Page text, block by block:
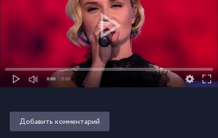
0:00 / 0:00
Добавить комментарий